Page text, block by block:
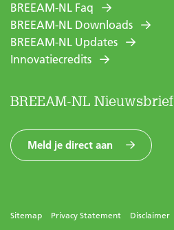
BREEAM-NL Faq
BREEAM-NL Downloads
BREEAM-NL Updates
Innovatiecredits
BREEAM-NL Nieuwsbrief
Meld je direct aan
Sitemap Privacy Statement Disclaimer